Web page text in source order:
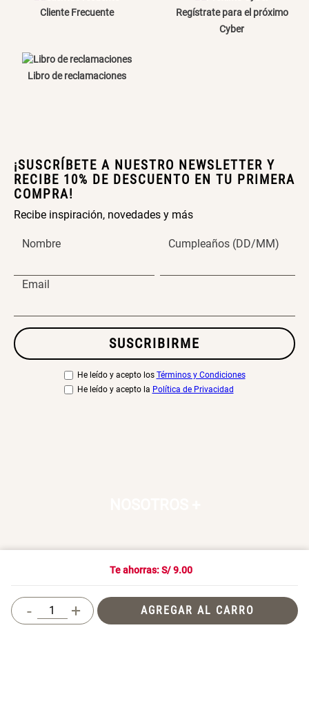
Te ahorras: S/9.00
+
- AGREGAR AL CARRO
Cliente Frecuente
Regístrate para el próximo
Cyber
Libro de reclamaciones
¡SUSCRÍBETE A NUESTRO NEWSLETTER Y
RECIBE 10% DE DESCUENTO EN TU PRIMERA
COMPRA!
Recibe inspiración, novedades y más
Nombre Cumpleaños (DD/MM)
Email
SUSCRIBIRME
He leído y acepto los Términos y Condiciones
He leído y acepto la Política de Privacidad
SERVICIO AL CLIENTE+